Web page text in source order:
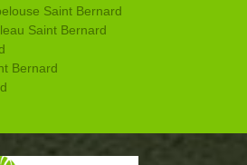
Saint Bernard
Saint Bernard
Bernard